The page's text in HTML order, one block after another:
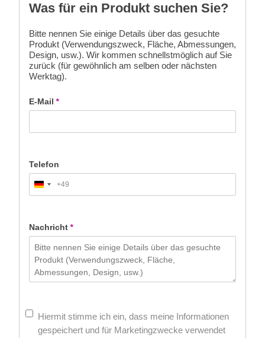
Was für ein Produkt suchen Sie?
Bitte nennen Sie einige Details über das gesuchte
Produkt (Verwendungszweck, Fläche, Abmessungen,
Design, usw.). Wir kommen schnellstmöglich auf Sie
zurück (für gewöhnlich am selben oder nächsten
Werktag).
E-Mail *
Telefon
Germany
+49
+49
Nachricht*
Hiermit stimme ich ein, dass meine Informationen
gespeichert und für Marketingzwecke verwendet